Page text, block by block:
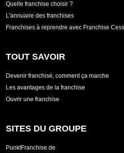
Quelle franchise choisir ?
L'annuaire des franchises
Franchises à reprendre avec Franchise
TOUT SAVOIR
Devenir franchisé, comment ça marche
Les avantages de la franchise
Ouvrir une franchise
SITES DU GROUPE
PunktFranchise.de